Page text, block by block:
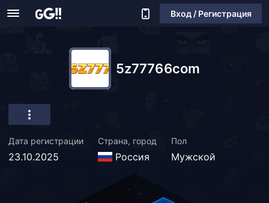
Вход / Регистрация
5z77766com
Дата регистрации
23.10.2025
Страна, город
Россия
Пол
Мужской